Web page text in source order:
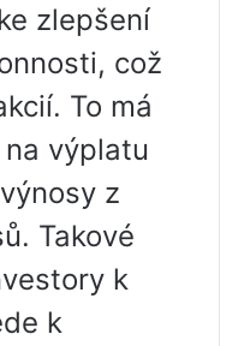
zlepšení
což
To má
výplatu
z
Takové
k
k